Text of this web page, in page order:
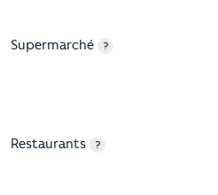
Supermarché ?
Restaurants ?